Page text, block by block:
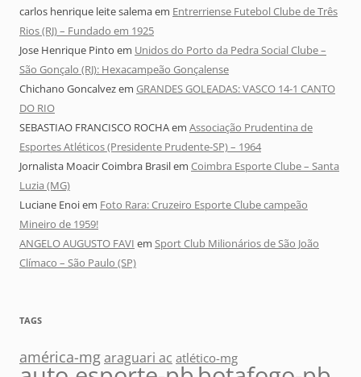
carlos henrique leite salemaem Entrerriense Futebol Clube de Três
Rios (RJ) – Fundado em 1925
Jose Henrique Pinto em Unidos do Porto da Pedra Social Clube –
São Gonçalo (RJ): Hexacampeão Gonçalense
Chichano Goncalvezem GRANDES GOLEADAS: VASCO 14-1 CANTO
DO RIO
SEBASTIAO FRANCISCO ROCHAem Associação Prudentina de
Esportes Atléticos (Presidente Prudente-SP) – 1964
Jornalista Moacir Coimbra Brasilem Coimbra Esporte Clube – Santa
Luzia (MG)
Luciane Enoiem Foto Rara: Cruzeiro Esporte Clube campeão
Mineiro de 1959!
ANGELO AUGUSTO FAVI em Sport Club Milionários de São João
Clímaco – São Paulo (SP)
TAGS
américa-mgaraguari ac atlético-mg